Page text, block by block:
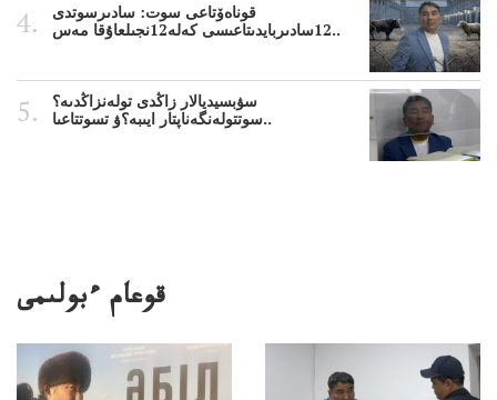
قوناەۆتاعى سوت: سادىرسوتدى
12سادىربايدىتاعىسى كەلە12نجىلعاۇقا مەس..
سۋبسيديالار زاڭدى تولەنزاڭدىە؟
سوتتولەنگەناپتار ايىبە؟ۋ تسوتتاعىا..
قوعام ءبولىمى